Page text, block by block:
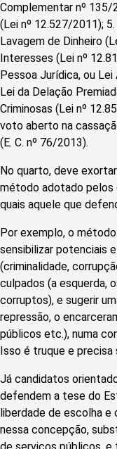
Complementar nº
(Lei nº 12.527/2011);
Lavagem de Dinheiro
Interesses (Lei nº
Pessoa Jurídica, ou
Lei da Delação
Criminosas (Lei nº
voto aberto na
(E. C. nº 76/2013).
No quarto, deve
método adotado pelos
quais aquele que
Por exemplo, o
sensibilizar potenciais
(criminalidade,
culpados (a esquerda,
corruptos), e sugerir
repressão, o
públicos etc.), numa
Isso é truque e precisa
Já candidatos
defendem a tese do
liberdade de escolha e
nessa concepção,